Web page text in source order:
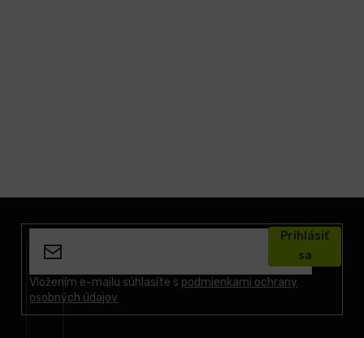
Vložením e-mailu súhlasíte s podmienkami ochrany
osobných údajov
Prihlásiť
sa